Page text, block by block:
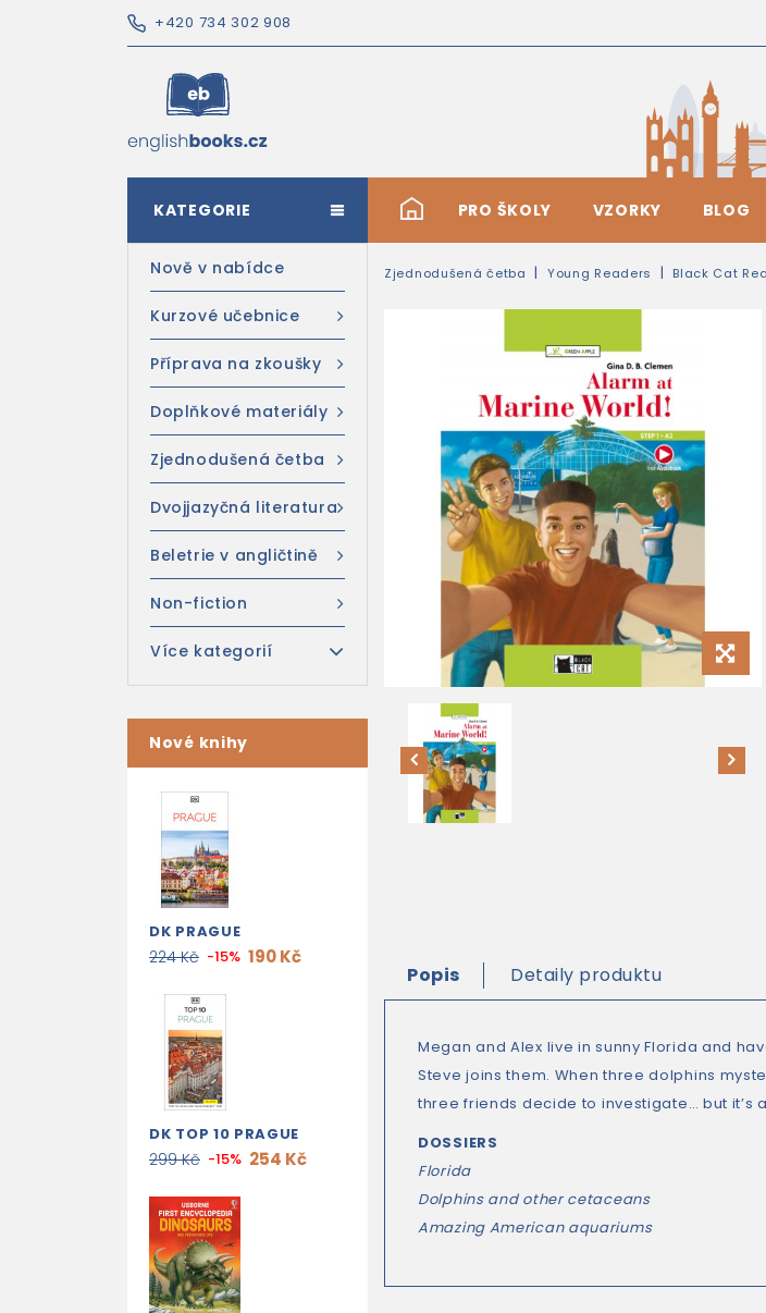
+420 734 302 908
# PRO ŠKOLY VZORKY BLOG
KATEGORIE
Nově v nabídce
Kurzové učebnice
Příprava na zkoušky
Doplňkové materiály
Zjednodušená četba
Dvojjazyčná literatura
Beletrie v angličtině
Non-fiction
Více kategorií
Nové knihy
DK PRAGUE
224 Kč -15% 190 Kč
DK TOP 10 PRAGUE
299 Kč -15% 254 Kč
Zjednodušená četba Young Readers Black Cat
Popis Detaily produktu
Megan and Alex live in sunny Florida and
Steve joins them. When three dolphins
three friends decide to investigate… but it’s
DOSSIERS
Florida
Dolphins and other cetaceans
Amazing American aquariums